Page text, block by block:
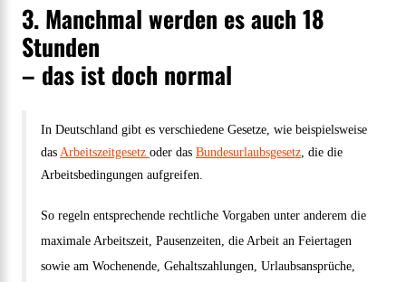
3. Manchmal werden es auch 18
Stunden
– das ist doch normal
In Deutschland gibt es verschiedene Gesetze, wie beispielsweise
das Arbeitszeitgesetz oder das Bundesurlaubsgesetz, die die
Arbeitsbedingungen aufgreifen.
So regeln entsprechende rechtliche Vorgaben unter anderem die
maximale Arbeitszeit, Pausenzeiten, die Arbeit an Feiertagen
sowie am Wochenende, Gehaltszahlungen, Urlaubsansprüche,